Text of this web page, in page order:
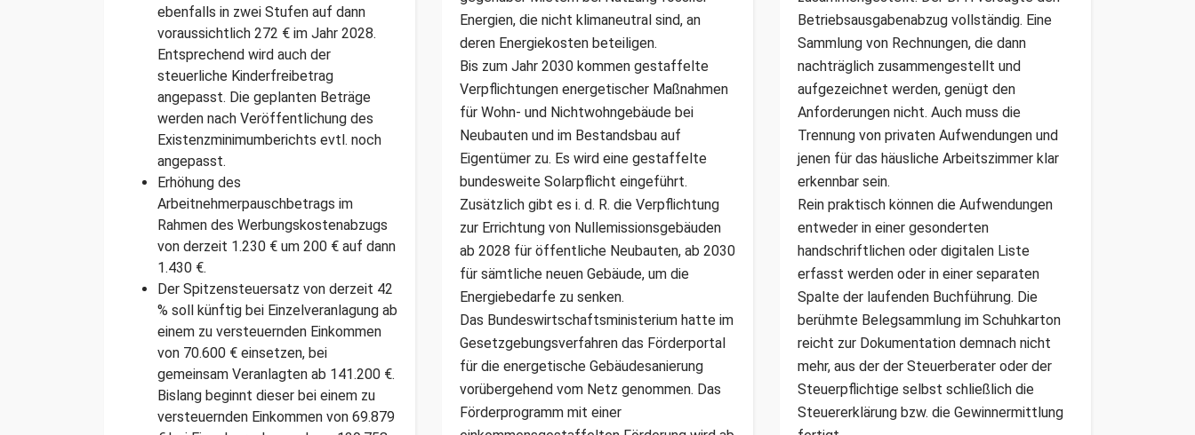
ebenfalls in zwei Stufen auf dann
voraussichtlich 272 € im Jahr 2028.
Entsprechend wird auch der
steuerliche Kinderfreibetrag
angepasst. Die geplanten Beträge
werden nach Veröffentlichung des
Existenzminimumberichts evtl. noch
angepasst.
Erhöhung des
Arbeitnehmerpauschbetrags im
Rahmen des Werbungskostenabzugs
von derzeit 1.230 € um 200 € auf dann
1.430 €.
Der Spitzensteuersatz von derzeit 42
% soll künftig bei Einzelveranlagung ab
einem zu versteuernden Einkommen
von 70.600 € einsetzen, bei
gemeinsam Veranlagten ab 141.200 €.
Bislang beginnt dieser bei einem zu
versteuernden Einkommen von 69.879
Energien, die nicht klimaneutral sind, an
deren Energiekosten beteiligen.
Bis zum Jahr 2030 kommen gestaffelte
Verpflichtungen energetischer Maßnahmen
für Wohn- und Nichtwohngebäude bei
Neubauten und im Bestandsbau auf
Eigentümer zu. Es wird eine gestaffelte
bundesweite Solarpflicht eingeführt.
Zusätzlich gibt es i. d. R. die Verpflichtung
zur Errichtung von Nullemissionsgebäuden
ab 2028 für öffentliche Neubauten, ab 2030
für sämtliche neuen Gebäude, um die
Energiebedarfe zu senken.
Das Bundeswirtschaftsministerium hatte im
Gesetzgebungsverfahren das Förderportal
für die energetische Gebäudesanierung
vorübergehend vom Netz genommen. Das
Förderprogramm mit einer
Betriebsausgabenabzug vollständig. Eine
Sammlung von Rechnungen, die dann
nachträglich zusammengestellt und
aufgezeichnet werden, genügt den
Anforderungen nicht. Auch muss die
Trennung von privaten Aufwendungen und
jenen für das häusliche Arbeitszimmer klar
erkennbar sein.
Rein praktisch können die Aufwendungen
entweder in einer gesonderten
handschriftlichen oder digitalen Liste
erfasst werden oder in einer separaten
Spalte der laufenden Buchführung. Die
berühmte Belegsammlung im Schuhkarton
reicht zur Dokumentation demnach nicht
mehr, aus der der Steuerberater oder der
Steuerpflichtige selbst schließlich die
Steuererklärung bzw. die Gewinnermittlung